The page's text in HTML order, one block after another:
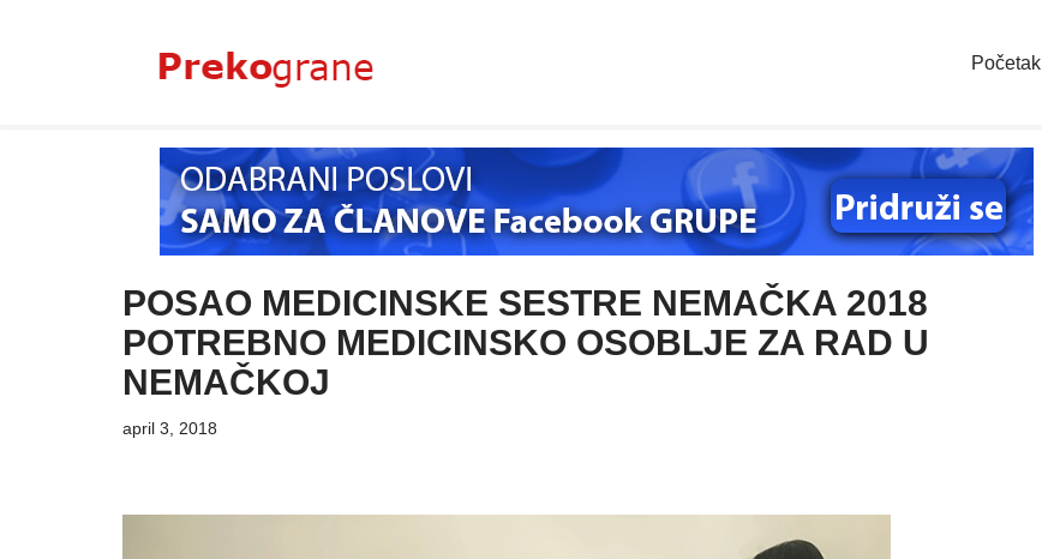
Početak
POSAO MEDICINSKE SESTRE NEMAČKA 2018
POTREBNO MEDICINSKO OSOBLJE ZA RAD U
NEMAČKOJ
april 3, 2018